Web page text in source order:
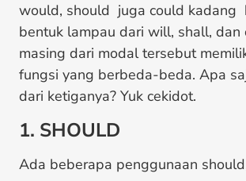
would, should juga could kadang
bentuk lampau dari will, shall, dan
masing dari modal tersebut
fungsi yang berbeda-beda. Apa
dari ketiganya? Yuk cekidot.
1. SHOULD
Ada beberapa penggunaan